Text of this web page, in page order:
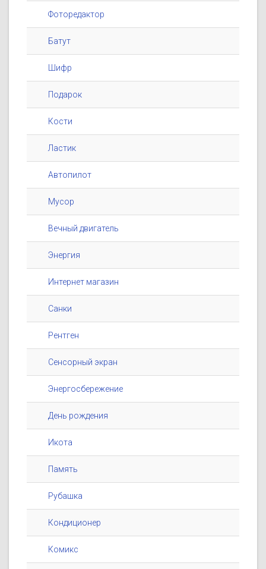
Фоторедактор
Батут
Шифр
Подарок
Кости
Ластик
Автопилот
Мусор
Вечный двигатель
Энергия
Интернет магазин
Санки
Рентген
Сенсорный экран
Энергосбережение
День рождения
Икота
Память
Рубашка
Кондиционер
Комикс